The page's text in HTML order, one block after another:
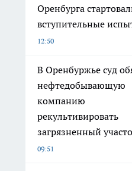
Оренбурга
вступительные
12:50
В Оренбуржье суд
нефтедобывающую
компанию
рекультивировать
загрязненный
09:51